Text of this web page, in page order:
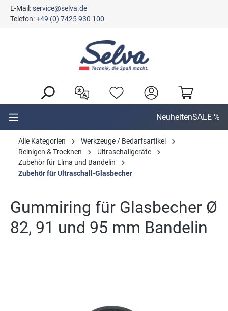
springen
E-Mail:service@selva.de
Telefon:+49 (0) 7425 930 100
NeuheitenSALE %
Alle Kategorien
Werkzeuge / Bedarfsartikel
Reinigen & Trocknen
Ultraschallgeräte
Zubehör für Elma und Bandelin
Zubehör für Ultraschall-Glasbecher
Gummiring für Glasbecher Ø
82, 91 und 95 mm Bandelin